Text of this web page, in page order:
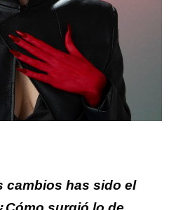
cambios has sido el